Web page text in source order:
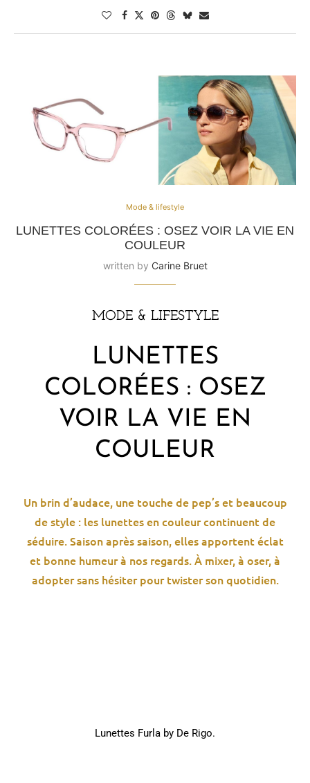
Mode & lifestyle
LUNETTES COLORÉES : OSEZ VOIR LA VIE EN
COULEUR
written by Carine Bruet
MODE & LIFESTYLE
LUNETTES
COLORÉES : OSEZ
VOIR LA VIE EN
COULEUR
Un brin d’audace, une touche de pep’s et beaucoup
de style : les lunettes en couleur continuent de
séduire. Saison après saison, elles apportent éclat
et bonne humeur à nos regards. À mixer, à oser, à
adopter sans hésiter pour twister son quotidien.
Lunettes Furla by De Rigo.